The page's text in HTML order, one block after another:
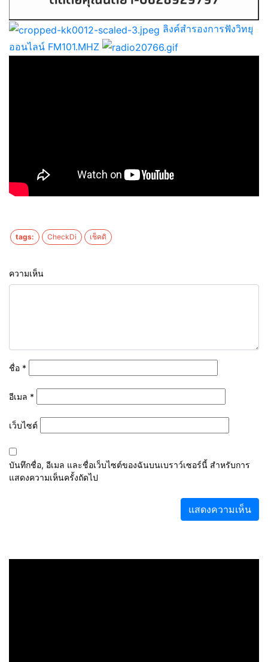
ลิงค์สำรองการฟังวิทยุ
ออนไลน์ FM101.MHZ
tags: CheckDi เช็คดิ
ความเห็น
ชื่อ *
อีเมล *
เว็บไซต์
บันทึกชื่อ, อีเมล และชื่อเว็บไซต์ของฉันบนเบราว์เซอร์นี้ สำหรับการ
แสดงความเห็นครั้งถัดไป